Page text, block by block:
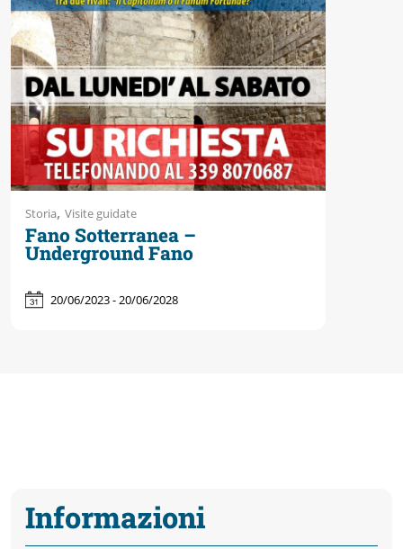
Storia, Visite guidate
Fano Sotterranea –
Underground Fano
20/06/2023 - 20/06/2028
Informazioni